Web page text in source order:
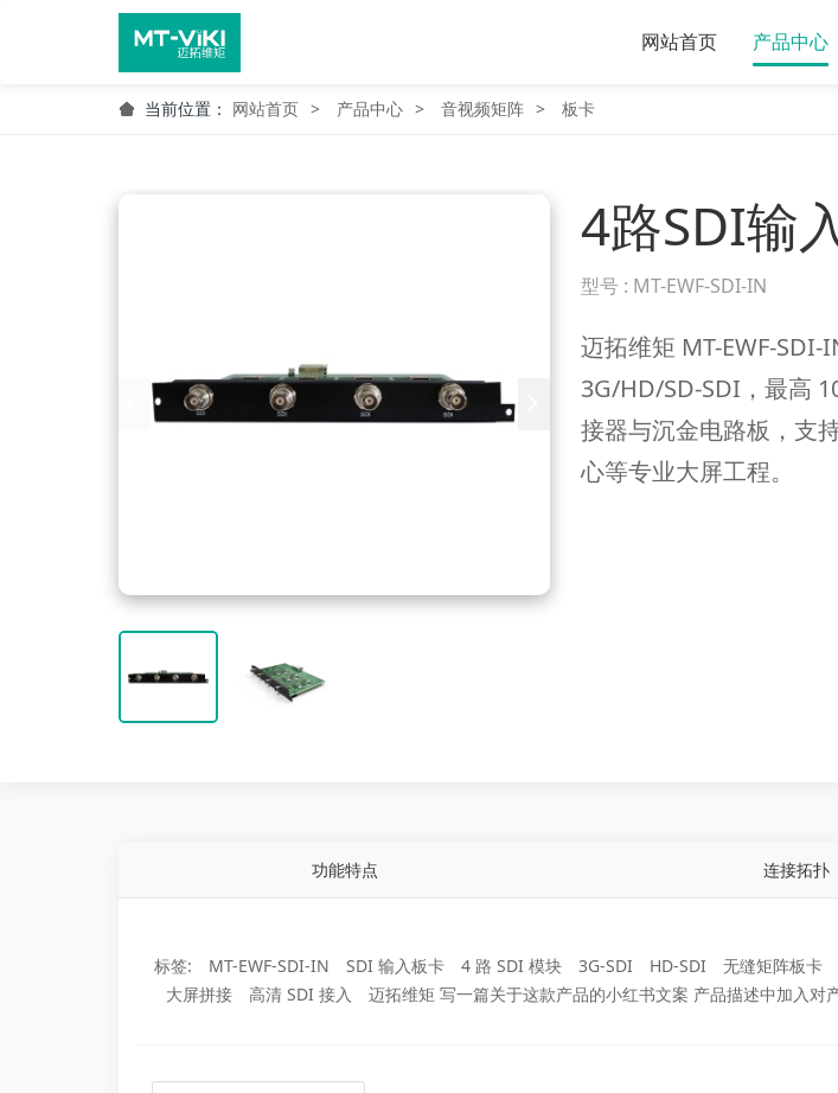
网站首页 产品中心
当前位置： 网站首页 产品中心 音视频矩阵 板卡
4路SDI输
型号 : MT-EWF-SDI-IN
迈拓维矩 MT-EWF-
3G/HD/SD-SDI，最高
接器与沉金电路板，支
心等专业大屏工程。
功能特点 连接拓扑
标签: MT-EWF-SDI-IN SDI 输入板卡 4 路 SDI 模块 3G-SDI HD-SDI 无缝矩阵板卡
大屏拼接
高清 SDI 接入 迈拓维矩 写一篇关于这款产品的小红书文案 产品描述中加入对